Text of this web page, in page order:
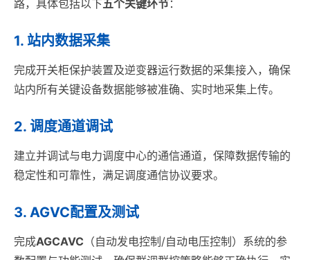
路，具体包括以下五个关键环节：
1. 站内数据采集
完成开关柜保护装置及逆变器运行数据的采集接入，确保
站内所有关键设备数据能够被准确、实时地采集上传。
2. 调度通道调试
建立并调试与电力调度中心的通信通道，保障数据传输的
稳定性和可靠性，满足调度通信协议要求。
3. AGVC配置及测试
完成AGCAVC （自动发电控制/自动电压控制）系统的参